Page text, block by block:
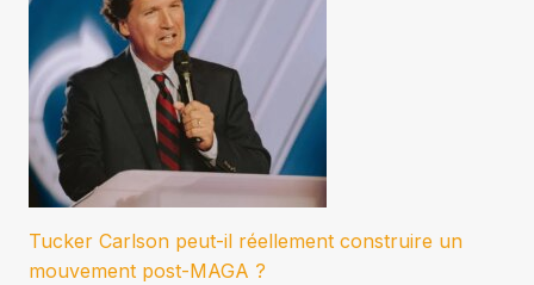
Tucker Carlson peut-il réellement construire un
mouvement post-MAGA ?